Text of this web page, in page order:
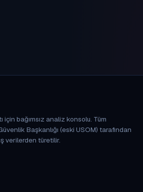
için bağımsız analiz konsolu. Tüm
Başkanlığı (eski USOM) tarafından
verilerden türetilir.